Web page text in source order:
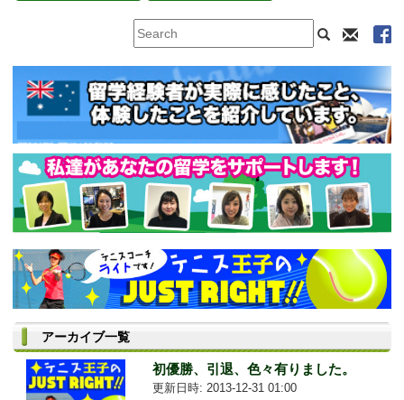
アーカイブ一覧
初優勝、引退、色々有りました。
更新日時: 2013-12-31 01:00